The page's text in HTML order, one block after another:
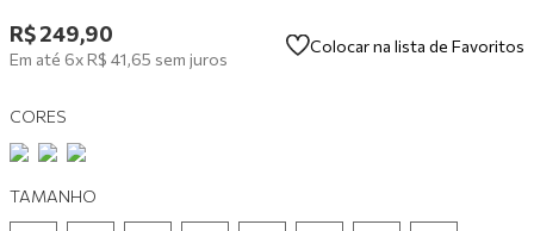
R$249,90
Em até 6xR$ 41,65 sem juros
Colocar na lista de Favoritos
CORES
TAMANHO
6º
tênis casual
8º
9º
mocassim
10º tênis preto